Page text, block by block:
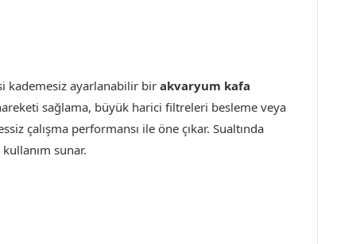
kademesiz ayarlanabilir bir akvaryum kafa
sağlama, büyük harici filtreleri besleme veya
çalışma performansı ile öne çıkar. Sualtında
sunar.